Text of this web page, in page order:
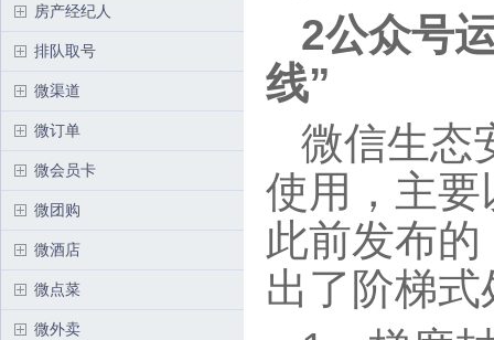
房产经纪人
排队取号
微渠道
微订单
微会员卡
微团购
微酒店
微点菜
微外卖
2公众号
线”
微信生态
使用，主要
此前发布
出了阶梯